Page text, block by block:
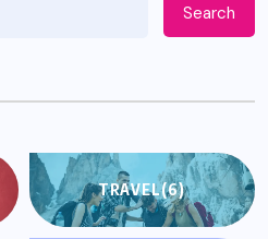
Search
TRAVEL(6)